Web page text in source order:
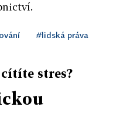
#lidská práva
cítíte stres?